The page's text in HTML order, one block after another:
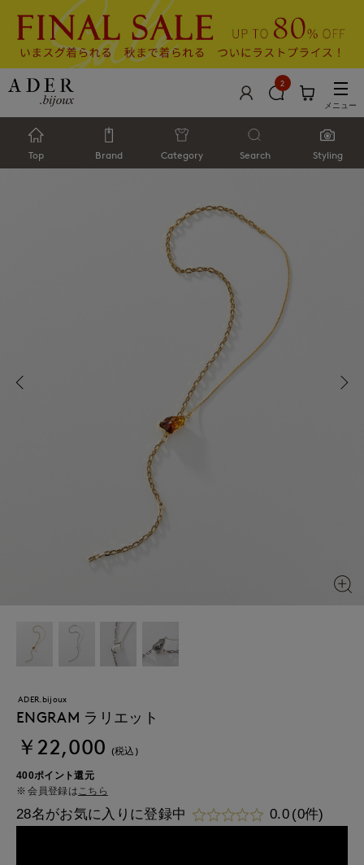
2
メニュー
Top Brand Category Search Styling
ADER.bijoux
ENGRAM ラリエット
￥22,000 (税込)
400ポイント還元
会員登録は こちら
28名がお気に入りに登録中 0.0 (0件)